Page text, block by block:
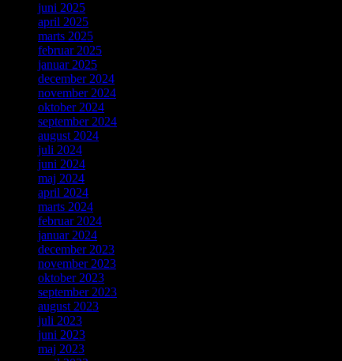
juni 2025
april 2025
marts 2025
februar 2025
januar 2025
december 2024
november 2024
oktober 2024
september 2024
august 2024
juli 2024
juni 2024
maj 2024
april 2024
marts 2024
februar 2024
januar 2024
december 2023
november 2023
oktober 2023
september 2023
august 2023
juli 2023
juni 2023
maj 2023